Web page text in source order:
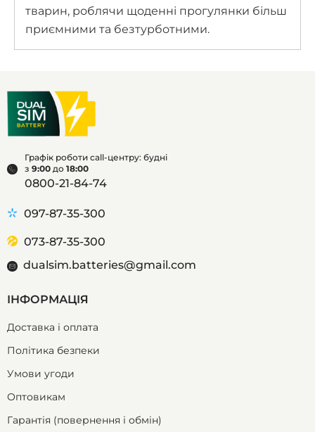
тварин, роблячи щоденні прогулянки більш
приємними та безтурботними.
Графік роботи call-центру: будні
з 9:00 до 18:00
0800-21-84-74
097-87-35-300
073-87-35-300
dualsim.batteries@gmail.com
ІНФОРМАЦІЯ
Доставка і оплата
Політика безпеки
Умови угоди
Оптовикам
Гарантія (повернення і обмін)